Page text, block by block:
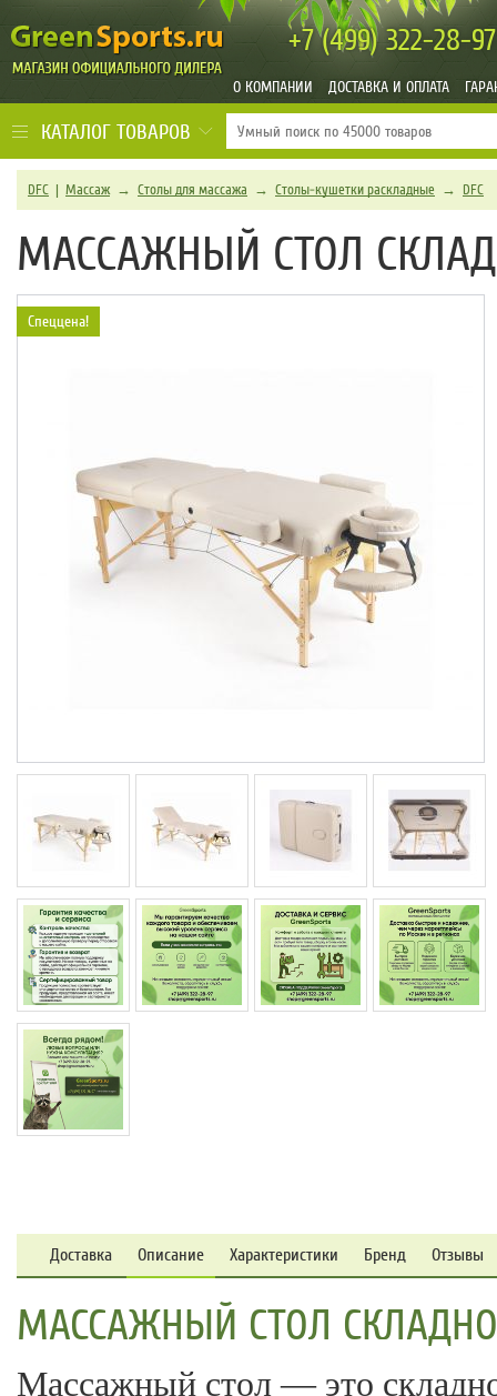
+7 (499)322-28-97
О КОМПАНИИ ДОСТАВКА И ОПЛАТА
КАТАЛОГ ТОВАРОВ
DFC | Массаж→ Столы для массажа → Столы-кушетки раскладные → DFC
МАССАЖНЫЙ СТОЛ
Спеццена!
Доставка Описание Характеристики Бренд Отзывы
МАССАЖНЫЙ СТОЛ СКЛАДНОЙ
Массажный стол — это